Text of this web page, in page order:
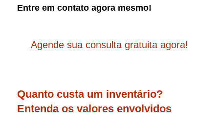
Entre em contato agora mesmo!
Agende sua consulta gratuita agora!
Quanto custa um inventário?
Entenda os valores envolvidos